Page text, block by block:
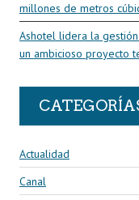
millones de metros
Ashotel lidera la
un ambicioso proyecto
Actualidad
Canal